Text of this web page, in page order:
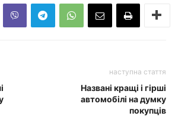
наступна стаття
Названі кращі і гірші
автомобілі на думку
покупців